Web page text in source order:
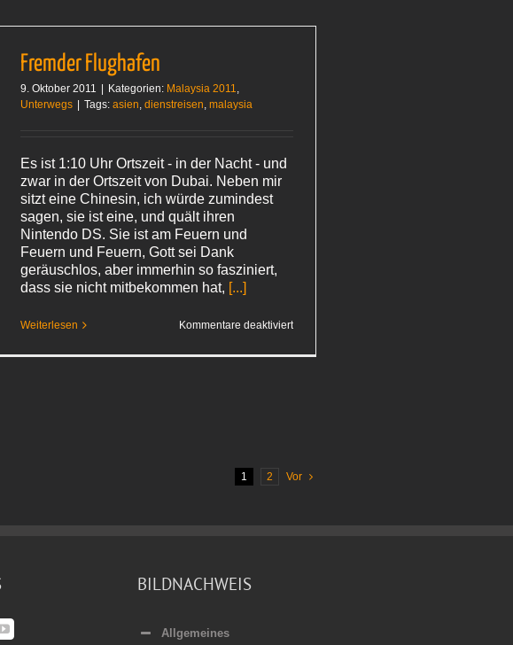
Fremder Flughafen
9. Oktober 2011 Kategorien: Malaysia 2011,
Unterwegs
Tags: asien, dienstreisen, malaysia
Es ist 1:10 Uhr Ortszeit - in der Nacht - und
zwar in der Ortszeit von Dubai. Neben mir
sitzt eine Chinesin, ich würde zumindest
sagen, sie ist eine, und quält ihren
Nintendo DS. Sie ist am Feuern und
Feuern und Feuern, Gott sei Dank
geräuschlos, aber immerhin so fasziniert,
dass sie nicht mitbekommen hat, [...]
Weiterlesen Kommentare deaktiviertfür
1 2 Vor
BILDNACHWEIS
Allgemeines